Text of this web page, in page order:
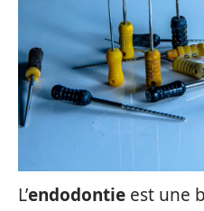
L’endodontie est une